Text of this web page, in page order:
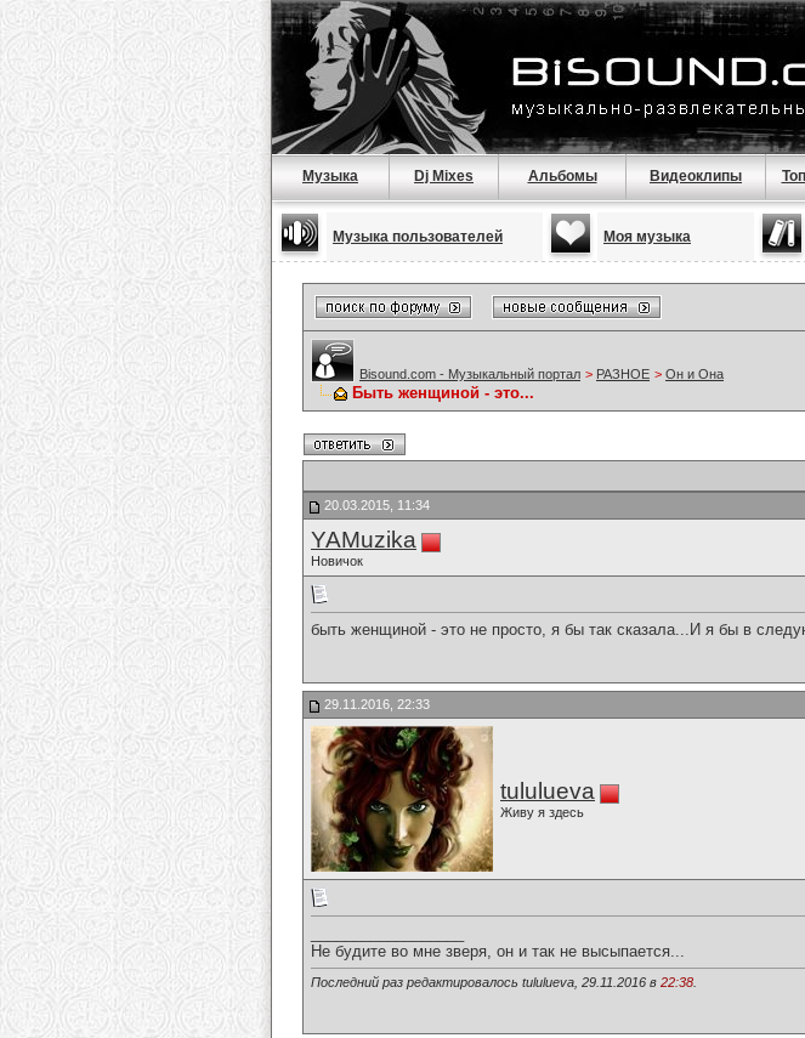
Музыка Dj Mixes Альбомы Видеоклипы
Музыка пользователей Моя музыка
Bisound.com - Музыкальный портал > РАЗНОЕ > Он и Она
Быть женщиной - это...
20.03.2015, 11:34
YAMuzika
Новичок
быть женщиной - это не просто, я бы так сказала...И я бы в
29.11.2016, 22:33
tululueva
Живу я здесь
Не будите во мне зверя, он и так не высыпается...
Последний раз редактировалось tululueva, 29.11.2016 в 22:38